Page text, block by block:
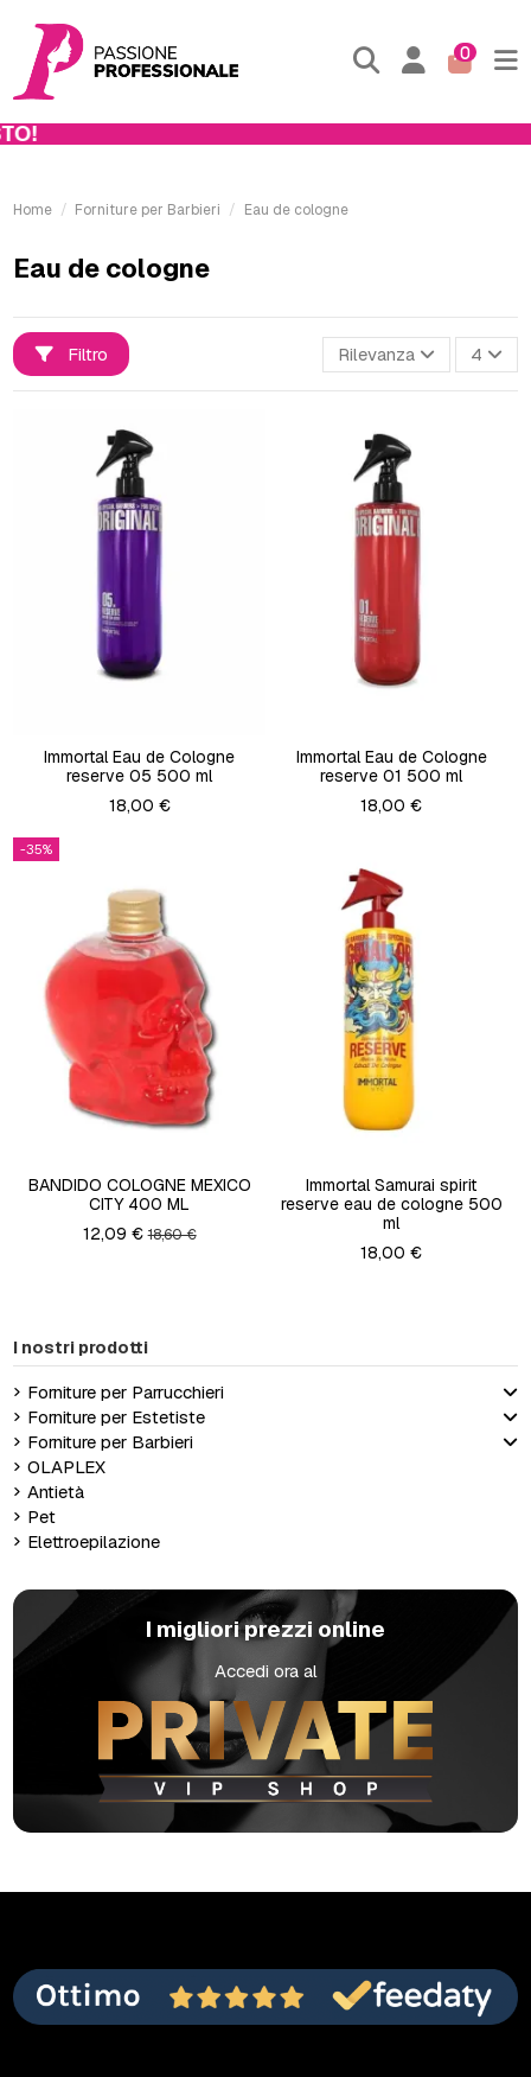
0
Home Forniture per Barbieri Eau de cologne
Eau de cologne
Filtro Rilevanza 4
Immortal Eau de Cologne
reserve 05 500 ml
18,00 €
Immortal Eau de Cologne
reserve 01 500 ml
18,00 €
-35%
BANDIDO COLOGNE MEXICO
CITY 400 ML
12,09 €18,60 €
Immortal Samurai spirit
reserve eau de cologne 500
ml
18,00 €
I nostri prodotti
Forniture per Parrucchieri
Forniture per Estetiste
Forniture per Barbieri
OLAPLEX
Antietà
Pet
Elettroepilazione
I migliori prezzi online
Accedi ora al